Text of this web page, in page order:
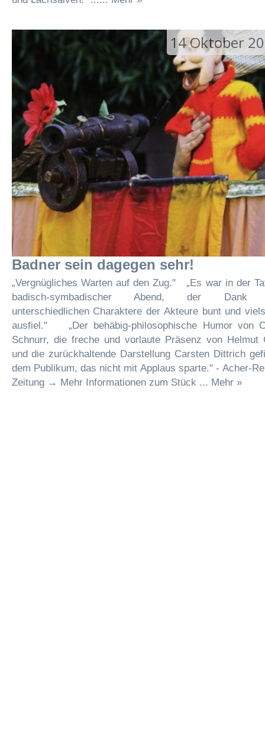
14 Oktober
Badner sein dagegen sehr!
„Vergnügliches Warten auf den Zug." „Es war in der
badisch-symbadischer Abend, der Dank
unterschiedlichen Charaktere der Akteure bunt und
ausfiel." „Der behäbig-philosophische Humor von
Schnurr, die freche und vorlaute Präsenz von Helmut
und die zurückhaltende Darstellung Carsten Dittrich
dem Publikum, das nicht mit Applaus sparte." - Acher-
Zeitung → Mehr Informationen zum Stück ... Mehr »